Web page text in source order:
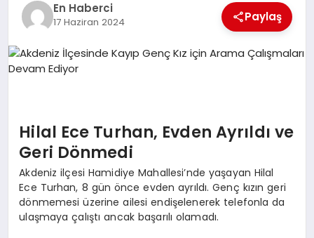
EKONOMI
EĞITIM
En Haberci
17 Haziran 2024 Paylaş
Hilal Ece Turhan, Evden Ayrıldı ve
Geri Dönmedi
Akdeniz ilçesi Hamidiye Mahallesi’nde yaşayan Hilal
Ece Turhan, 8 gün önce evden ayrıldı. Genç kızın geri
dönmemesi üzerine ailesi endişelenerek telefonla da
ulaşmaya çalıştı ancak başarılı olamadı.